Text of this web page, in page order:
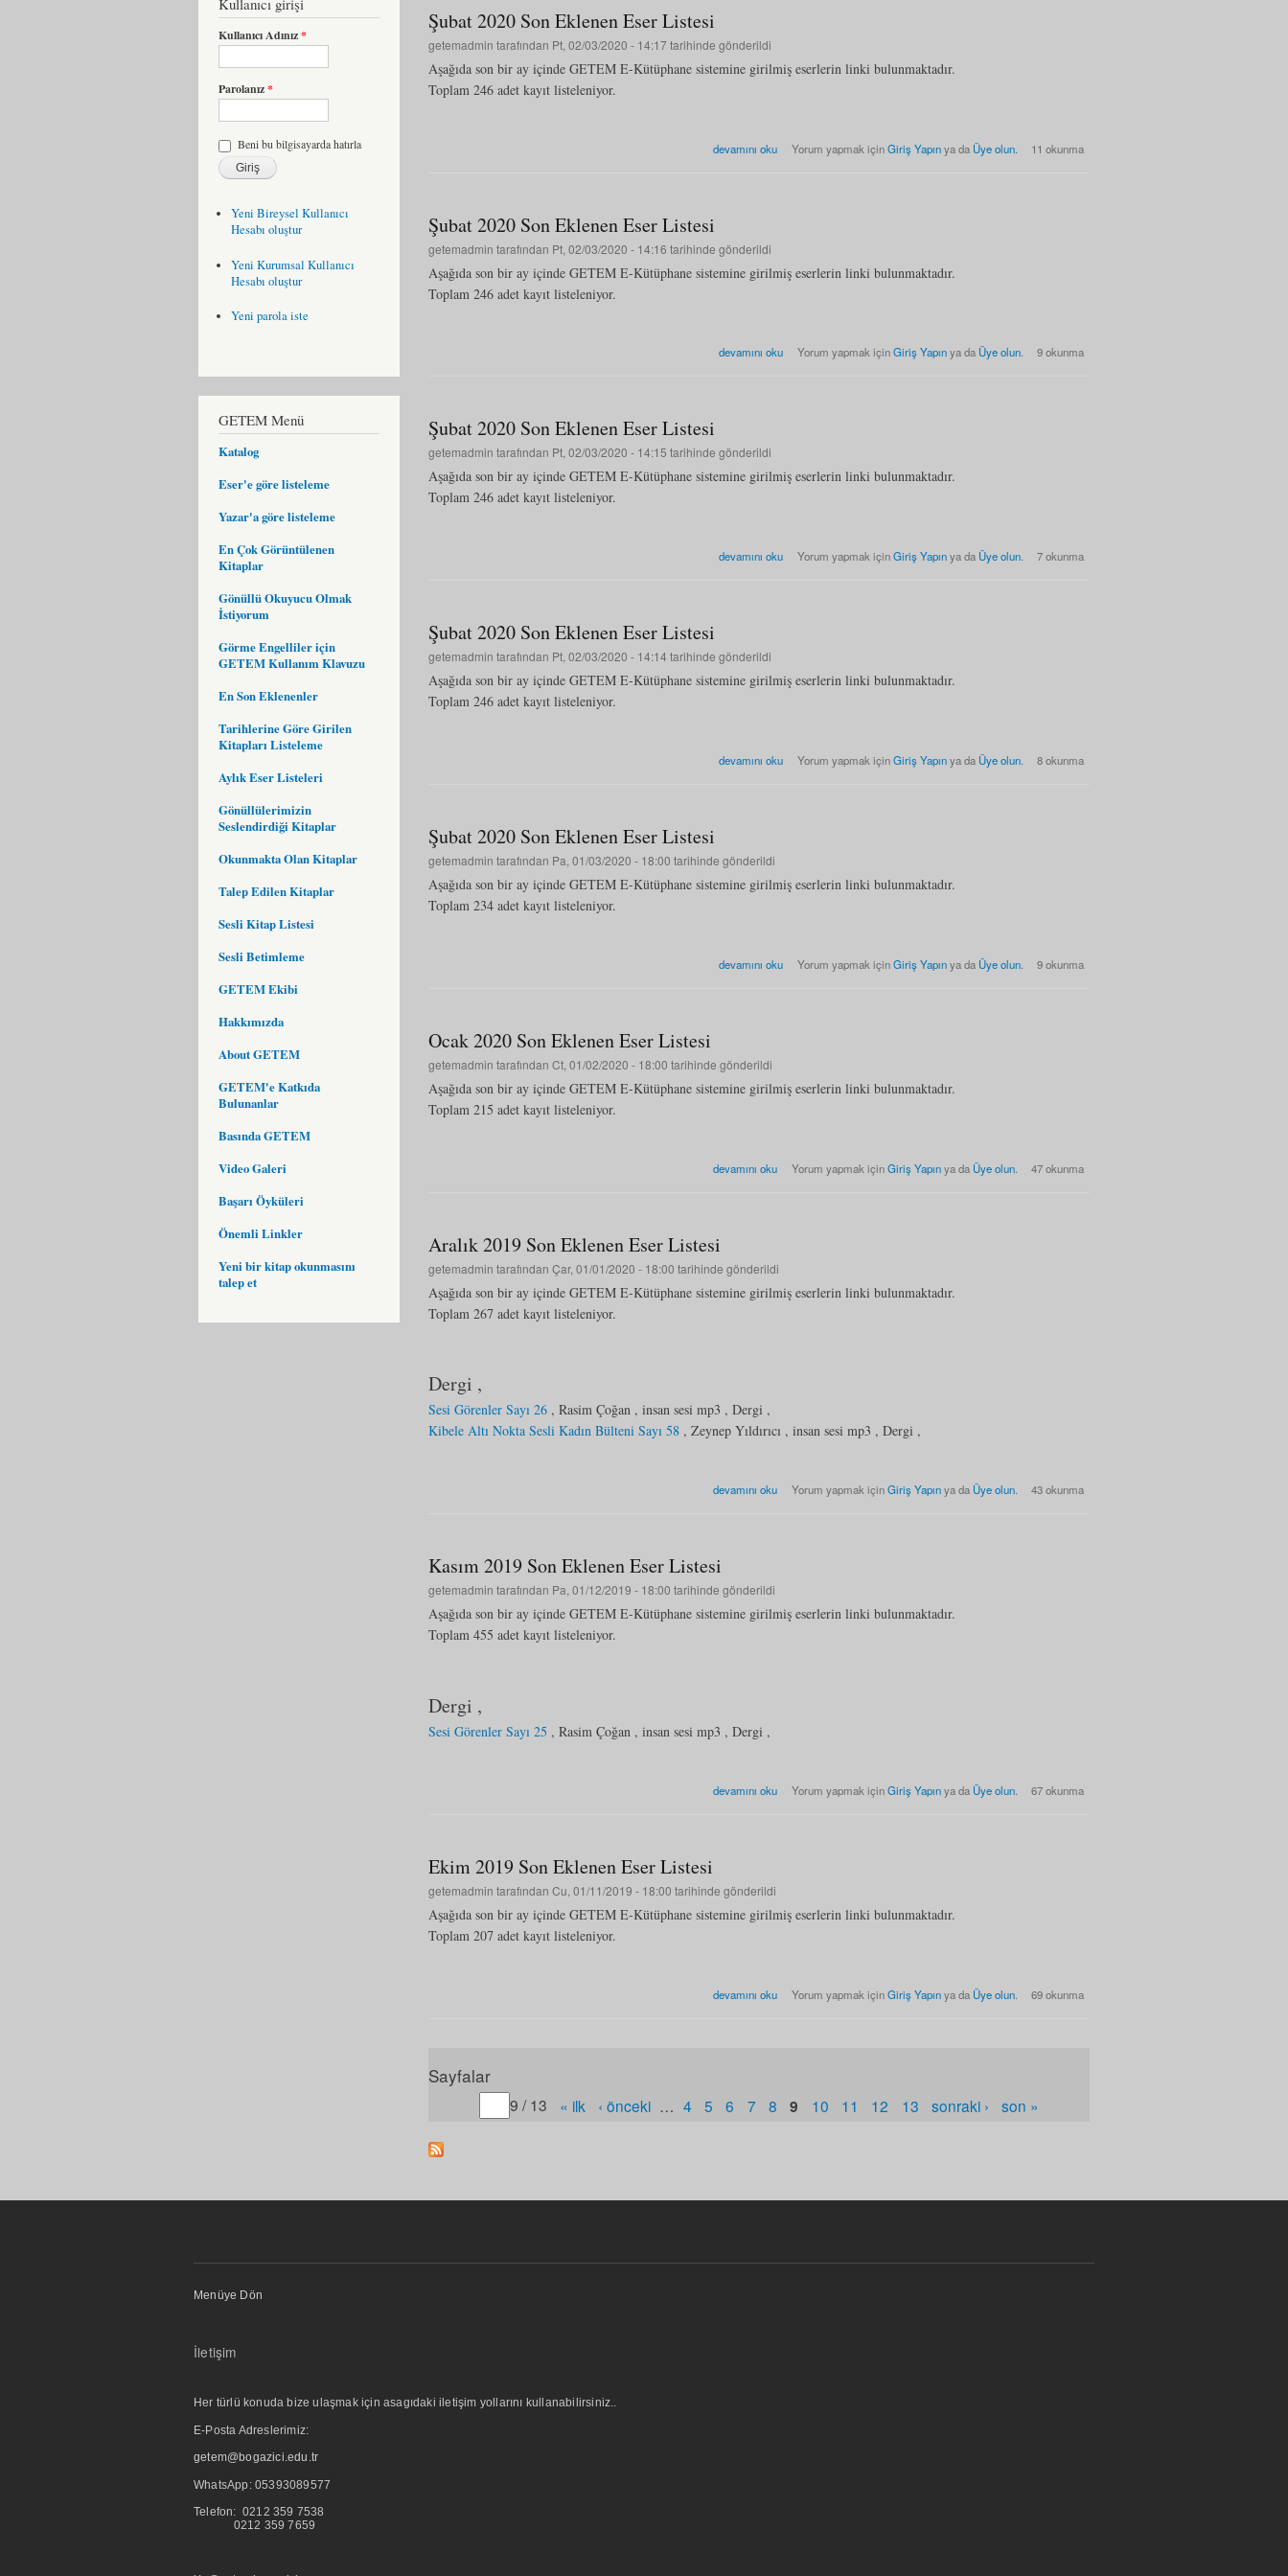
Kullanıcı Adınız*
Parolanız*
Beni bu bilgisayarda hatırla
Yeni Bireysel Kullanıcı
Hesabı oluştur
Yeni Kurumsal Kullanıcı
Hesabı oluştur
Yeni parola iste
GETEM Menü
Katalog
Eser'e göre listeleme
Yazar'a göre listeleme
En Çok Görüntülenen
Kitaplar
Gönüllü Okuyucu Olmak
İstiyorum
Görme Engelliler için
GETEM Kullanım Klavuzu
En Son Eklenenler
Tarihlerine Göre Girilen
Kitapları Listeleme
Aylık Eser Listeleri
Gönüllülerimizin
Seslendirdiği Kitaplar
Okunmakta Olan Kitaplar
Talep Edilen Kitaplar
Sesli Kitap Listesi
Sesli Betimleme
GETEM Ekibi
Hakkımızda
About GETEM
GETEM'e Katkıda
Bulunanlar
Basında GETEM
Video Galeri
Başarı Öyküleri
Önemli Linkler
Yeni bir kitap okunmasını
talep et
Şubat 2020 Son Eklenen Eser Listesi
getemadmin tarafından Pt, 02/03/2020 - 14:17 tarihinde gönderildi
Aşağıda son bir ay içinde GETEM E-Kütüphane sistemine girilmiş eserlerin linki bulunmaktadır.
Toplam 246 adet kayıt listeleniyor.
Şubat 2020 Son Eklenen Eser Listesi hakkında
devamını oku Yorum yapmak içinGiriş Yapınya da Üye olun. 11 okunma
Şubat 2020 Son Eklenen Eser Listesi
getemadmin tarafından Pt, 02/03/2020 - 14:16 tarihinde gönderildi
Aşağıda son bir ay içinde GETEM E-Kütüphane sistemine girilmiş eserlerin linki bulunmaktadır.
Toplam 246 adet kayıt listeleniyor.
Şubat 2020 Son Eklenen Eser Listesi hakkında
devamını oku Yorum yapmak içinGiriş Yapınya da Üye olun. 9 okunma
Şubat 2020 Son Eklenen Eser Listesi
getemadmin tarafından Pt, 02/03/2020 - 14:15 tarihinde gönderildi
Aşağıda son bir ay içinde GETEM E-Kütüphane sistemine girilmiş eserlerin linki bulunmaktadır.
Toplam 246 adet kayıt listeleniyor.
Şubat 2020 Son Eklenen Eser Listesi hakkında
devamını oku Yorum yapmak içinGiriş Yapınya da Üye olun. 7 okunma
Şubat 2020 Son Eklenen Eser Listesi
getemadmin tarafından Pt, 02/03/2020 - 14:14 tarihinde gönderildi
Aşağıda son bir ay içinde GETEM E-Kütüphane sistemine girilmiş eserlerin linki bulunmaktadır.
Toplam 246 adet kayıt listeleniyor.
Şubat 2020 Son Eklenen Eser Listesi hakkında
devamını oku Yorum yapmak içinGiriş Yapınya da Üye olun. 8 okunma
Şubat 2020 Son Eklenen Eser Listesi
getemadmin tarafından Pa, 01/03/2020 - 18:00 tarihinde gönderildi
Aşağıda son bir ay içinde GETEM E-Kütüphane sistemine girilmiş eserlerin linki bulunmaktadır.
Toplam 234 adet kayıt listeleniyor.
Şubat 2020 Son Eklenen Eser Listesi hakkında
devamını oku Yorum yapmak içinGiriş Yapınya da Üye olun. 9 okunma
Ocak 2020 Son Eklenen Eser Listesi
getemadmin tarafından Ct, 01/02/2020 - 18:00 tarihinde gönderildi
Aşağıda son bir ay içinde GETEM E-Kütüphane sistemine girilmiş eserlerin linki bulunmaktadır.
Toplam 215 adet kayıt listeleniyor.
Ocak 2020 Son Eklenen Eser Listesi hakkında
devamını oku Yorum yapmak içinGiriş Yapınya da Üye olun. 47 okunma
Aralık 2019 Son Eklenen Eser Listesi
getemadmin tarafından Çar, 01/01/2020 - 18:00 tarihinde gönderildi
Aşağıda son bir ay içinde GETEM E-Kütüphane sistemine girilmiş eserlerin linki bulunmaktadır.
Toplam 267 adet kayıt listeleniyor.
Dergi ,
Sesi Görenler Sayı 26 , Rasim Çoğan , insan sesi mp3 , Dergi ,
Kibele Altı Nokta Sesli Kadın Bülteni Sayı 58 , Zeynep Yıldırıcı , insan sesi mp3 , Dergi ,
Aralık 2019 Son Eklenen Eser Listesi hakkında
devamını oku Yorum yapmak içinGiriş Yapınya da Üye olun. 43 okunma
Kasım 2019 Son Eklenen Eser Listesi
getemadmin tarafından Pa, 01/12/2019 - 18:00 tarihinde gönderildi
Aşağıda son bir ay içinde GETEM E-Kütüphane sistemine girilmiş eserlerin linki bulunmaktadır.
Toplam 455 adet kayıt listeleniyor.
Dergi ,
Sesi Görenler Sayı 25 , Rasim Çoğan , insan sesi mp3 , Dergi ,
Kasım 2019 Son Eklenen Eser Listesi hakkında
devamını oku Yorum yapmak içinGiriş Yapınya da Üye olun. 67 okunma
Ekim 2019 Son Eklenen Eser Listesi
getemadmin tarafından Cu, 01/11/2019 - 18:00 tarihinde gönderildi
Aşağıda son bir ay içinde GETEM E-Kütüphane sistemine girilmiş eserlerin linki bulunmaktadır.
Toplam 207 adet kayıt listeleniyor.
Ekim 2019 Son Eklenen Eser Listesi hakkında
devamını oku Yorum yapmak içinGiriş Yapınya da Üye olun. 69 okunma
Sayfalar
Gitmek istediğiniz sayfa numarasını belirtin
9 / 13 « ilk ‹ önceki … 4 5 6 7 8 9 10 11 12 13 sonraki › son »
Menüye Dön
İletişim
Her türlü konuda bize ulaşmak için asagıdaki iletişim yollarını kullanabilirsiniz..
E-Posta Adreslerimiz:
getem@bogazici.edu.tr
WhatsApp: 05393089577
Telefon: 0212 359 7538
0212 359 7659